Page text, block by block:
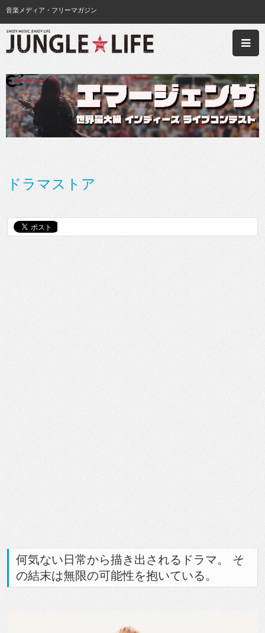
音楽メディア・フリーマガジン
ドラマストア
何気ない日常から描き出されるドラマ。 そ
の結末は無限の可能性を抱いている。